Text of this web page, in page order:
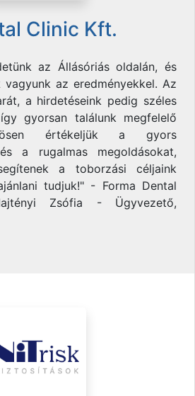
Clinic Kft.
az Állásóriás oldalán, és
az eredményekkel. Az
a hirdetéseink pedig széles
gyorsan találunk megfelelő
értékeljük a gyors
a rugalmas megoldásokat,
a toborzási céljaink
tudjuk!" - Forma Dental
Zsófia - Ügyvezető,